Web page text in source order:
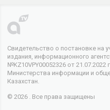
Свидетельство о постановке на
издания, информационного
№KZ10VPY00052326 от
Министерства информации и
Казахстан.
© 2026 . Все права защищены